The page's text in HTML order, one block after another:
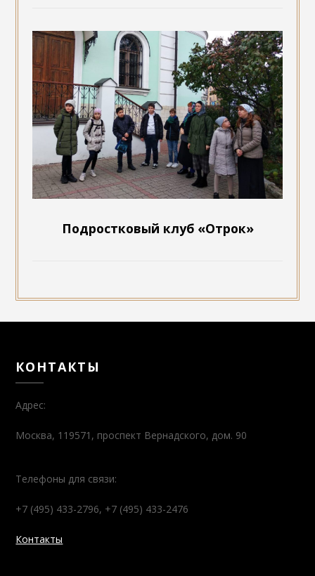
Подростковый клуб «Отрок»
КОНТАКТЫ
Адрес:
Москва, 119571, проспект Вернадского, дом. 90
Телефоны для связи:
+7 (495) 433-2796, +7 (495) 433-2476
Контакты